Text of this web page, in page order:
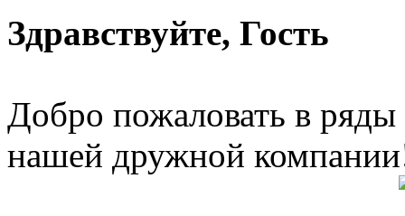
Здравствуйте, Гость
Добро пожаловать в ряды
нашей дружной